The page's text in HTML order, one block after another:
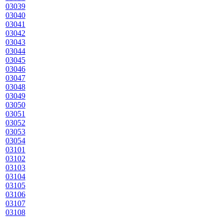
03039
03040
03041
03042
03043
03044
03045
03046
03047
03048
03049
03050
03051
03052
03053
03054
03101
03102
03103
03104
03105
03106
03107
03108